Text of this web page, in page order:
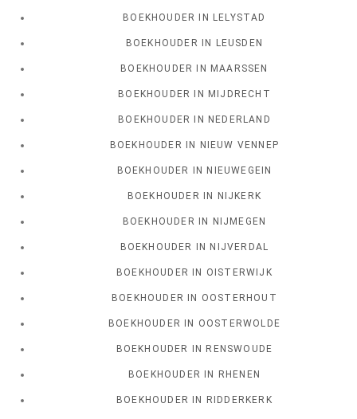
BOEKHOUDER IN LELYSTAD
BOEKHOUDER IN LEUSDEN
BOEKHOUDER IN MAARSSEN
BOEKHOUDER IN MIJDRECHT
BOEKHOUDER IN NEDERLAND
BOEKHOUDER IN NIEUW VENNEP
BOEKHOUDER IN NIEUWEGEIN
BOEKHOUDER IN NIJKERK
BOEKHOUDER IN NIJMEGEN
BOEKHOUDER IN NIJVERDAL
BOEKHOUDER IN OISTERWIJK
BOEKHOUDER IN OOSTERHOUT
BOEKHOUDER IN OOSTERWOLDE
BOEKHOUDER IN RENSWOUDE
BOEKHOUDER IN RHENEN
BOEKHOUDER IN RIDDERKERK